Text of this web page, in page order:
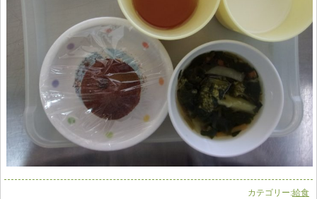
カテゴリー:給食